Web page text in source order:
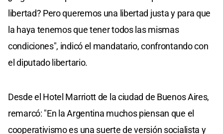
libertad? Pero queremos una libertad justa y para que
la haya tenemos que tener todos las mismas
condiciones", indicó el mandatario, confrontando con
el diputado libertario.
Desde el Hotel Marriott de la ciudad de Buenos Aires,
remarcó: "En la Argentina muchos piensan que el
cooperativismo es una suerte de versión socialista y